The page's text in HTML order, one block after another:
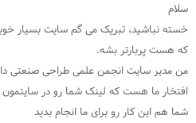
سلام
خسته نباشید، تبریک می گم سایت بسیار خوبی
که هست پربارتر بشه.
من مدیر سایت انجمن علمی طراحی صنعتی
افتخار ما هست که لینک شما رو در
شما هم این کار رو برای ما انجام بدید